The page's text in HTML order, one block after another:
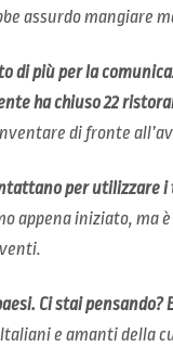
assurdo mangiare
di più per la
ha chiuso 22
di fronte
per
appena iniziato, ma
Ci stai pensando?
e amanti della